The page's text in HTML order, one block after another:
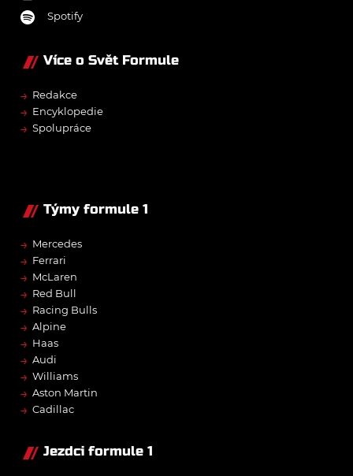
Spotify
Více o Svět Formule
→ Redakce
→ Encyklopedie
→ Spolupráce
Týmy formule 1
→ Mercedes
→ Ferrari
→ McLaren
→ Red Bull
→ Racing Bulls
→ Alpine
→ Haas
→ Audi
→ Williams
→ Aston Martin
→ Cadillac
Jezdci formule 1